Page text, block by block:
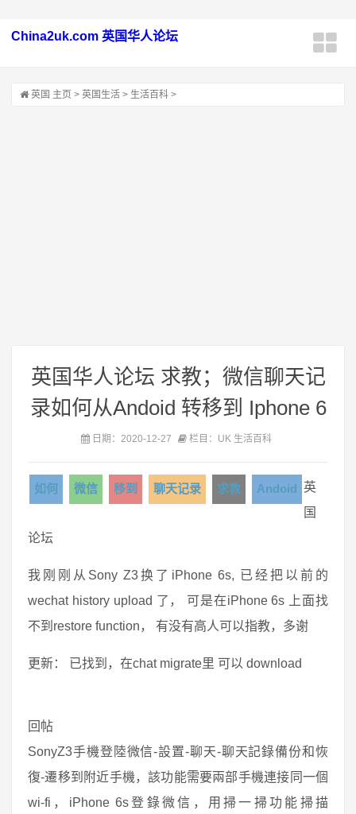
China2uk.com 英国华人论坛
英国 主页 > 英国生活 > 生活百科 >
英国华人论坛 求教；微信聊天记
录如何从Andoid 转移到 Iphone 6
日期：2020-12-27 栏目：UK 生活百科
如何 微信 移到 聊天记录 求教 Andoid 英
国
论坛
我刚刚从Sony Z3换了iPhone 6s, 已经把以前的
wechat history upload 了， 可是在iPhone 6s 上面找
不到restore function， 有没有高人可以指教，多谢
更新： 已找到，在chat migrate里 可以 download
回帖
SonyZ3手機登陸微信-設置-聊天-聊天記錄備份和恢
復-遷移到附近手機，該功能需要兩部手機連接同一個
wi-fi，iPhone 6s登錄微信，用掃一掃功能掃描